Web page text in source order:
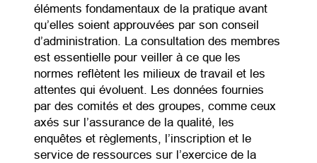
éléments fondamentaux de la pratique avant
qu’elles soient approuvées par son conseil
d’administration. La consultation des membres
est essentielle pour veiller à ce que les
normes reflètent les milieux de travail et les
attentes qui évoluent. Les données fournies
par des comités et des groupes, comme ceux
axés sur l’assurance de la qualité, les
enquêtes et règlements, l’inscription et le
service de ressources sur l’exercice de la